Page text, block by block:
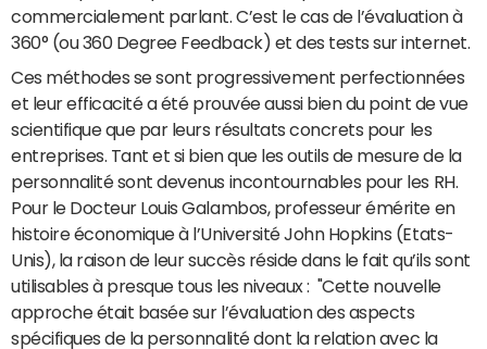
commercialement parlant. C’est le cas de l’évaluation à
360° (ou 360 Degree Feedback) et des tests sur internet.
Ces méthodes se sont progressivement perfectionnées
et leur efficacité a été prouvée aussi bien du point de vue
scientifique que par leurs résultats concrets pour les
entreprises. Tant et si bien que les outils de mesure de la
personnalité sont devenus incontournables pour les RH.
Pour le Docteur Louis Galambos, professeur émérite en
histoire économique à l’Université John Hopkins (Etats-
Unis), la raison de leur succès réside dans le fait qu’ils sont
utilisables à presque tous les niveaux : "Cette nouvelle
approche était basée sur l’évaluation des aspects
spécifiques de la personnalité dont la relation avec la